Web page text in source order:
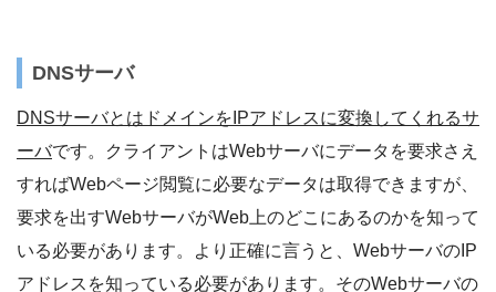
DNSサーバ
DNSサーバとはドメインをIPアドレスに変換してくれるサ
ーバです。クライアントはWebサーバにデータを要求さえ
すればWebページ閲覧に必要なデータは取得できますが、
要求を出すWebサーバがWeb上のどこにあるのかを知って
いる必要があります。より正確に言うと、WebサーバのIP
アドレスを知っている必要があります。そのWebサーバの